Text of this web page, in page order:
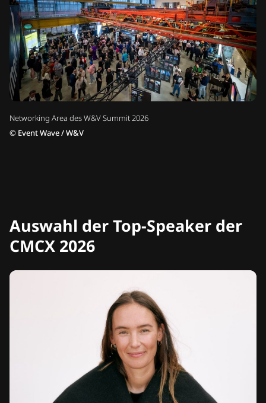
Networking Area des W&V Summit 2026
© Event Wave / W&V
Auswahl der Top-Speaker der
CMCX 2026